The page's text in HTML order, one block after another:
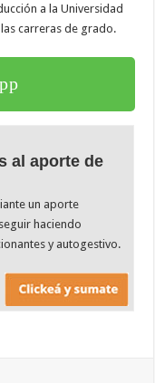
a la Universidad
carreras de grado.
al aporte de
un aporte
haciendo
y autogestivo.